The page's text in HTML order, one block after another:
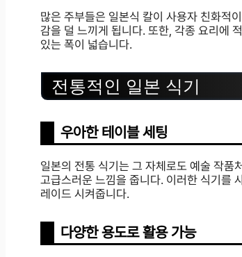
많은 주부들은 일본식 칼이 사용자 친화적
감을 덜 느끼게 됩니다. 또한, 각종 요리에
있는 폭이 넓습니다.
전통적인 일본 식기
우아한 테이블 세팅
일본의 전통 식기는 그 자체로도 예술 작품
고급스러운 느낌을 줍니다. 이러한 식기를
레이드 시켜줍니다.
다양한 용도로 활용 가능